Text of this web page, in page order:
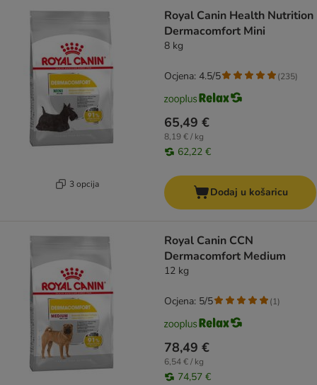
3 opcija
Royal Canin Health Nutrition
Dermacomfort Mini
8 kg
65,49 €
8,19 € / kg
62,22 €
Ocjena: 4.5/5 (235)
Dodaj u košaricu
Royal Canin CCN
Dermacomfort Medium
12 kg
78,49 €
6,54 € / kg
74,57 €
Ocjena: 5/5 (1)